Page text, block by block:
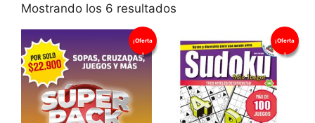
Mostrando los 6 resultados
¡Oferta
!
¡Oferta
!